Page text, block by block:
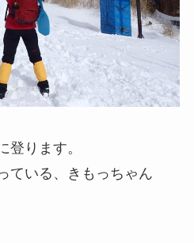
登ります。
ている、きもっちゃん